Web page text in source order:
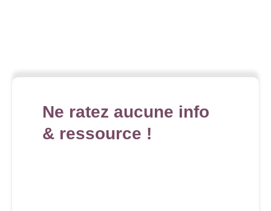
Ne ratez aucune info
& ressource !